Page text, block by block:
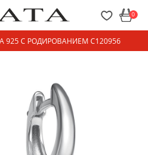
0
925 С РОДИРОВАНИЕМ С120956